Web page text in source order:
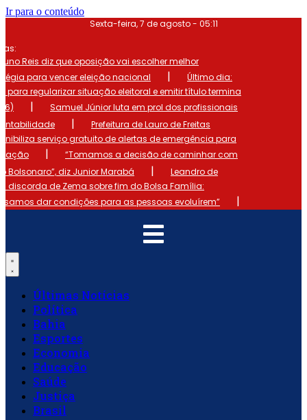
Ir para o conteúdo
Sexta-feira, 7 de agosto - 05:11
Reis diz que oposição vai escolher melhor
para vencer eleição nacional
|
Último dia:
para regularizar situação eleitoral e emitir título termina
|
Samuel Júnior luta em prol dos profissionais
|
Prefeitura de Lauro de Freitas
serviço gratuito de alertas de emergência para
|
“Tomamos a decisão de caminhar com
Bolsonaro”, diz Junior Marabá
|
Leandro de
discorda de Zema sobre fim do Bolsa Família:
dar condições para as pessoas evoluírem”
|
Últimas Notícias
Política
Bahia
Esportes
Economia
Educação
Saúde
Justiça
Brasil